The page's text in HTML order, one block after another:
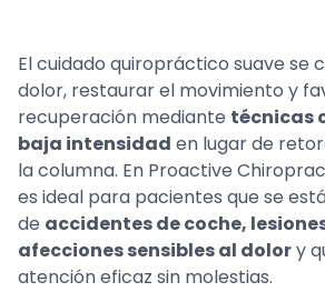
El cuidado quiropráctico suave se
dolor, restaurar el movimiento y
recuperación mediante técnicas
baja intensidad en lugar de
la columna. En Proactive
es ideal para pacientes que se
de accidentes de coche,
afecciones sensibles al dolory
atención eficaz sin molestias.